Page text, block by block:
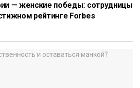
— женские победы: сотрудницы
рейтинге Forbes